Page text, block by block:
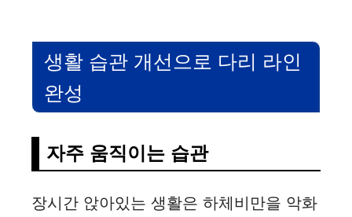
생활 습관 개선으로 다리 라인
완성
자주 움직이는 습관
장시간 앉아있는 생활은 하체비만을 악화